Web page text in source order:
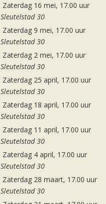
Zaterdag 16 mei, 17.00 uur
Sleutelstad 30
Zaterdag 9 mei, 17.00 uur
Sleutelstad 30
Zaterdag 2 mei, 17.00 uur
Sleutelstad 30
Zaterdag 25 april, 17.00 uur
Sleutelstad 30
Zaterdag 18 april, 17.00 uur
Sleutelstad 30
Zaterdag 11 april, 17.00 uur
Sleutelstad 30
Zaterdag 4 april, 17.00 uur
Sleutelstad 30
Zaterdag 28 maart, 17.00 uur
Sleutelstad 30